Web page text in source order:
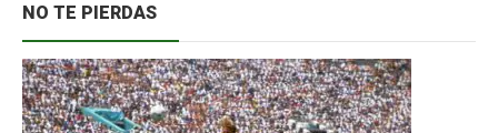
NO TE PIERDAS